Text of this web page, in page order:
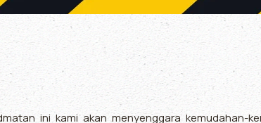
ini kami akan menyenggara kemudahan-